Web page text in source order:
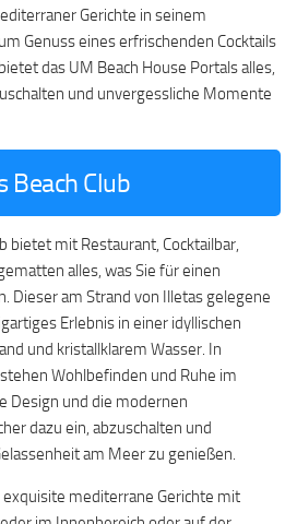
Gerichte in seinem
Genuss eines erfrischenden Cocktails
das UM Beach House Portals alles,
und unvergessliche Momente
Beach Club
bietet mit Restaurant, Cocktailbar,
alles, was Sie für einen
Dieser am Strand von Illetas gelegene
Erlebnis in einer idyllischen
und kristallklarem Wasser. In
Wohlbefinden und Ruhe im
Design und die modernen
dazu ein, abzuschalten und
am Meer zu genießen.
mediterrane Gerichte mit